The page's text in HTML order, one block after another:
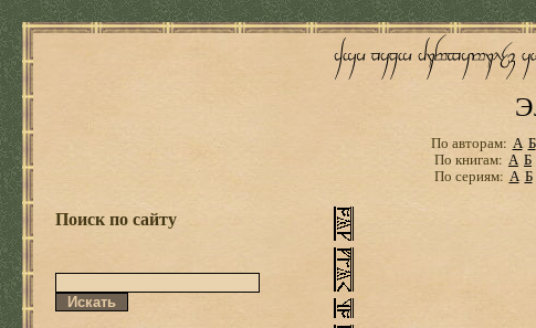
По авторам: А Б
По книгам: А Б
По сериям: А Б
Поиск по сайту